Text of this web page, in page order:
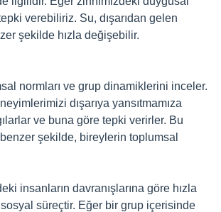
verebiliriz. Su, dışarıdan gelen
şekilde hızla değişebilir.
normları ve grup dinamiklerini inceler.
dışarıya yansıtmamıza
ve buna göre tepki verirler. Bu
şekilde, bireylerin toplumsal
insanların davranışlarına göre hızla
sosyal süreçtir. Eğer bir grup içerisinde